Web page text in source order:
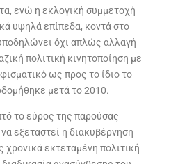
ενώ η εκλογική συμμετοχή
υψηλά επίπεδα, κοντά στο
όχι απλώς αλλαγή
πολιτική κινητοποίηση με
ως προς το ίδιο το
μετά το 2010.
το εύρος της παρούσας
εξεταστεί η διακυβέρνηση
εκτεταμένη πολιτική